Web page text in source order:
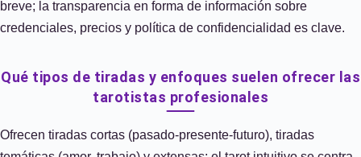
breve; la transparencia en forma de información sobre
credenciales, precios y política de confidencialidad es clave.
Qué tipos de tiradas y enfoques suelen ofrecer las
tarotistas profesionales
Ofrecen tiradas cortas (pasado-presente-futuro), tiradas